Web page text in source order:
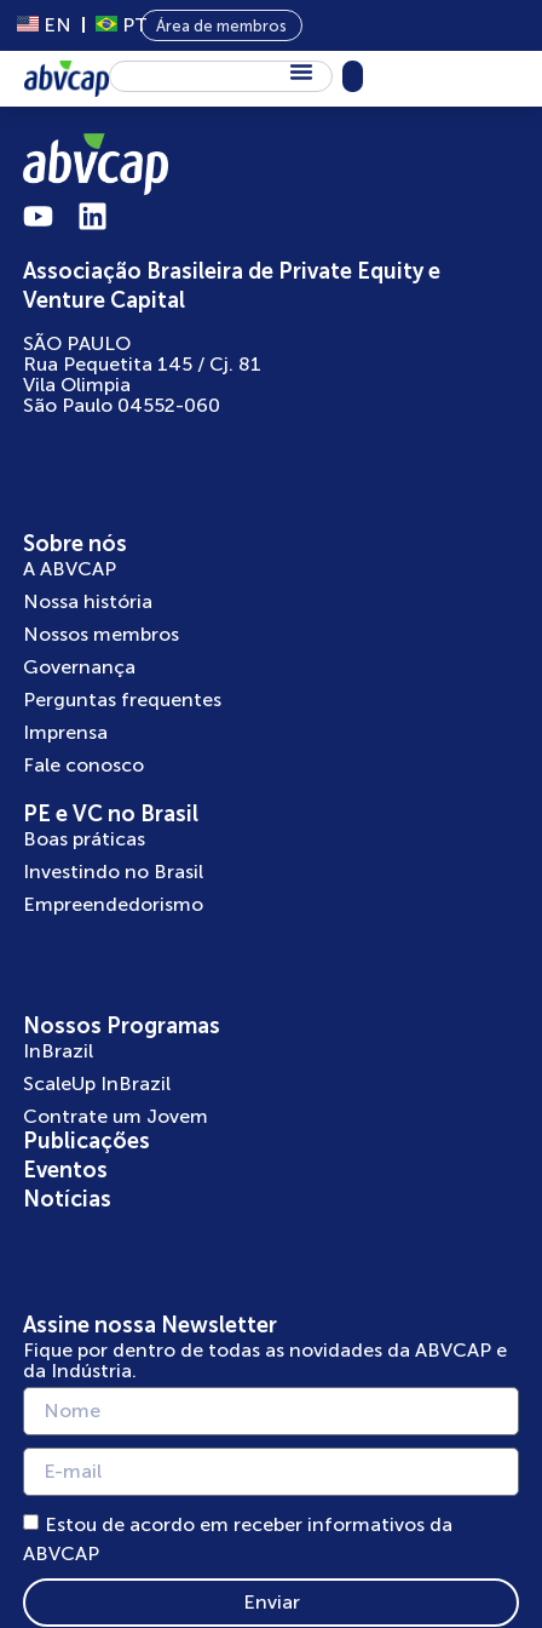
EN PT Área de membros
Sobre Nós
Capital Privado
Programas
Conteúdo
Eventos
Notícias
Associação Brasileira de Private Equity e
Venture Capital
SÃO PAULO
Rua Pequetita 145 / Cj. 81
Vila Olimpia
São Paulo 04552-060
Sobre nós
A ABVCAP
Nossa história
Nossos membros
Governança
Perguntas frequentes
Imprensa
Fale conosco
PE e VC no Brasil
Boas práticas
Investindo no Brasil
Empreendedorismo
Nossos Programas
InBrazil
ScaleUp InBrazil
Contrate um Jovem
Publicações
Eventos
Notícias
Assine nossa Newsletter
Fique por dentro de todas as novidades da ABVCAP e
da Indústria.
Estou de acordo em receber informativos da
ABVCAP
Enviar